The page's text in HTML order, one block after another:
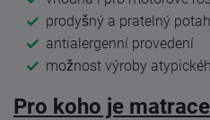
prodyšný a pratelný
antialergenní provedení
možnost výroby
Pro koho je